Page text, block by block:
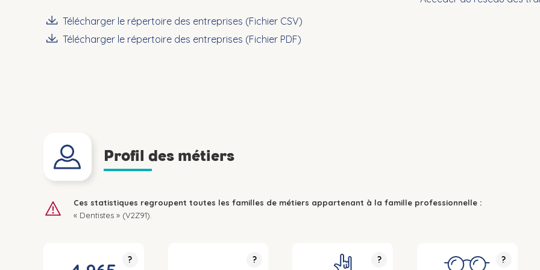
Télécharger le répertoire des entreprises (Fichier CSV)
Télécharger le répertoire des entreprises (Fichier PDF)
Profil des métiers
Ces statistiques regroupent toutes les familles de métiers appartenant à la famille professionnelle :
« Dentistes » (V2Z91).
? ? ? ?